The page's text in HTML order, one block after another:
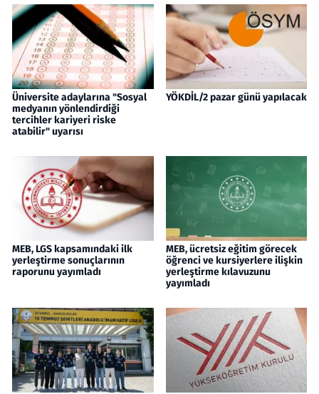
Üniversite adaylarına "Sosyal
medyanın yönlendirdiği
tercihler kariyeri riske
atabilir" uyarısı
YÖKDİL/2 pazar günü yapılacak
MEB, LGS kapsamındaki ilk
yerleştirme sonuçlarının
raporunu yayımladı
MEB, ücretsiz eğitim görecek
öğrenci ve kursiyerlere ilişkin
yerleştirme kılavuzunu
yayımladı